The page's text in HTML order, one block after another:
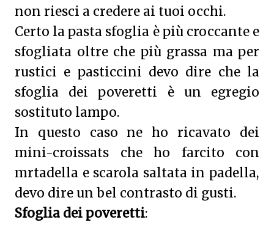
non riesci a credere ai tuoi occhi.
Certo la pasta sfoglia è più croccante e
sfogliata oltre che più grassa ma per
rustici e pasticcini devo dire che la
sfoglia dei poveretti è un egregio
sostituto lampo.
In questo caso ne ho ricavato dei
mini-croissats che ho farcito con
mrtadella e scarola saltata in padella,
devo dire un bel contrasto di gusti.
Sfoglia dei poveretti: